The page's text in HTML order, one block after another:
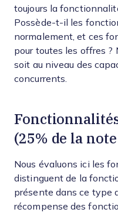
toujours la
Possède-t-il les
normalement, et ces
pour toutes les offres ?
soit au niveau des
concurrents.
(25% de la
Nous évaluons ici les
distinguent de la
présente dans ce type
récompense des